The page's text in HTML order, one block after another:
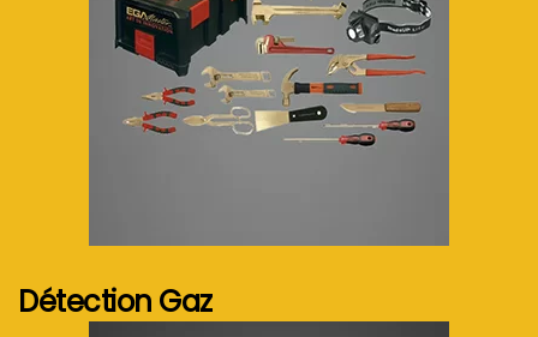
Détection Gaz